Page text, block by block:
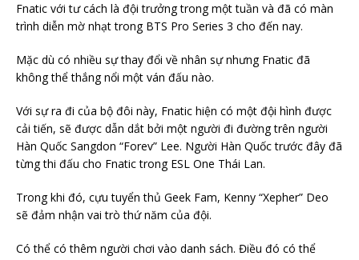
Fnatic với tư cách là đội trưởng trong một tuần và đã có màn
trình diễn mờ nhạt trong BTS Pro Series 3 cho đến nay.
Mặc dù có nhiều sự thay đổi về nhân sự nhưng Fnatic đã
không thể thắng nổi một ván đấu nào.
Với sự ra đi của bộ đôi này, Fnatic hiện có một đội hình được
cải tiến, sẽ được dẫn dắt bởi một người đi đường trên người
Hàn Quốc Sangdon “Forev” Lee. Người Hàn Quốc trước đây đã
từng thi đấu cho Fnatic trong ESL One Thái Lan.
Trong khi đó, cựu tuyển thủ Geek Fam, Kenny “Xepher” Deo
sẽ đảm nhận vai trò thứ năm của đội.
Có thể có thêm người chơi vào danh sách. Điều đó có thể